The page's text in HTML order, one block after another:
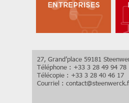
27, Grand’place 59181
Téléphone : +33 3 28 49 94 78
Télécopie : +33 3 28 40 46 17
Courriel : contact@